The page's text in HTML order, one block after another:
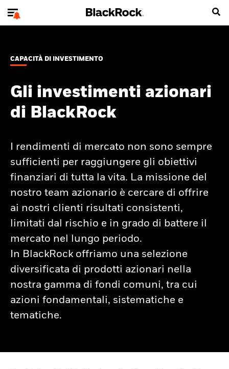
CAPACITÀ DI INVESTIMENTO
Gli investimenti azionari
di BlackRock
I rendimenti di mercato non sono sempre
sufficienti per raggiungere gli obiettivi
finanziari di tutta la vita. La missione del
nostro team azionario è cercare di offrire
ai nostri clienti risultati consistenti,
limitati dal rischio e in grado di battere il
mercato nel lungo periodo.
In BlackRock offriamo una selezione
diversificata di prodotti azionari nella
nostra gamma di fondi comuni, tra cui
azioni fondamentali, sistematiche e
tematiche.